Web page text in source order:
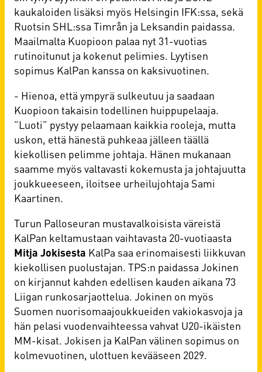
kaukaloiden lisäksi myös Helsingin IFK:ssa, sekä
Ruotsin SHL:ssa Timrån ja Leksandin paidassa.
Maailmalta Kuopioon palaa nyt 31-vuotias
rutinoitunut ja kokenut pelimies. Lyytisen
sopimus KalPan kanssa on kaksivuotinen.
- Hienoa, että ympyrä sulkeutuu ja saadaan
Kuopioon takaisin todellinen huippupelaaja.
”Luoti” pystyy pelaamaan kaikkia rooleja, mutta
uskon, että hänestä puhkeaa jälleen täällä
kiekollisen pelimme johtaja. Hänen mukanaan
saamme myös valtavasti kokemusta ja johtajuutta
joukkueeseen, iloitsee urheilujohtaja Sami
Kaartinen.
Turun Palloseuran mustavalkoisista väreistä
KalPan keltamustaan vaihtavasta 20-vuotiaasta
Mitja Jokisesta KalPa saa erinomaisesti liikkuvan
kiekollisen puolustajan. TPS:n paidassa Jokinen
on kirjannut kahden edellisen kauden aikana 73
Liigan runkosarjaottelua. Jokinen on myös
Suomen nuorisomaajoukkueiden vakiokasvoja ja
hän pelasi vuodenvaihteessa vahvat U20-ikäisten
MM-kisat. Jokisen ja KalPan välinen sopimus on
kolmevuotinen, ulottuen kevääseen 2029.